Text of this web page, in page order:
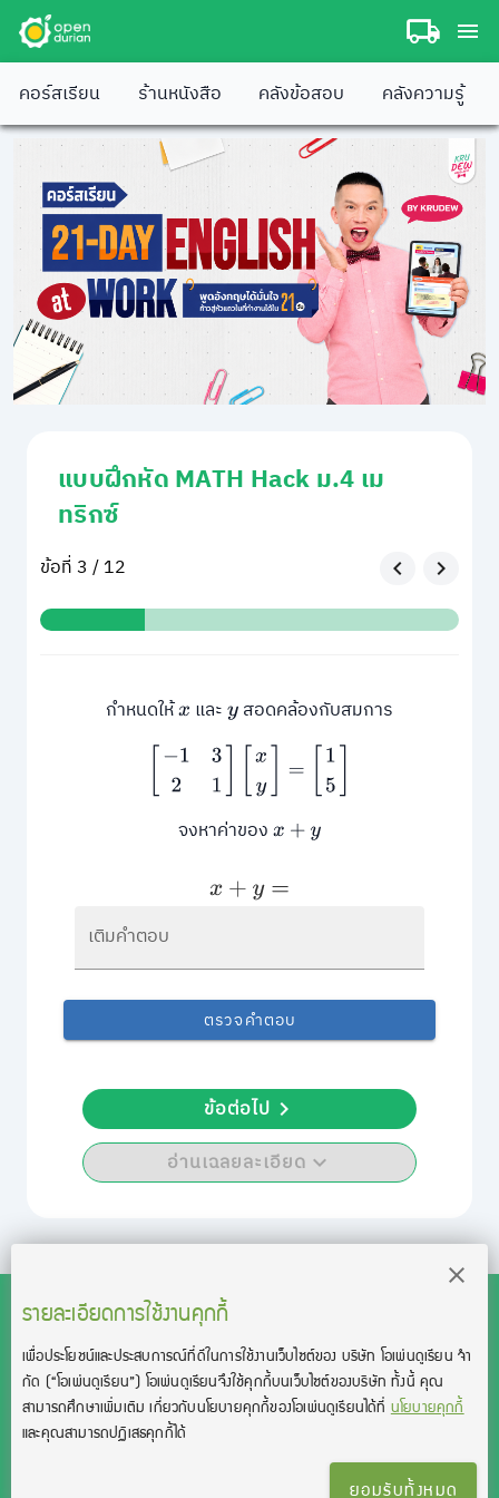
คอร์สเรียน ร้านหนังสือ คลังข้อสอบ คลังความรู้
แบบฝึกหัด MATH Hack ม.4 เม
ทริกซ์
ข้อที่ 3 / 12
กำหนดให้x และyสอดคล้องกับสมการ
−132 ][x =[1
จงหาค่าของx+y
x+y=
เติมคำตอบ
ตรวจคำตอบ
อ่านเฉลยละเอียด
ข้อต่อไป
รายละเอียดการใช้งานคุกกี้
เพื่อประโยชน์และประสบการณ์ที่ดีในการใช้งานเว็บไซต์ของ บริษัท โอเพ่นดูเรียน จํา
กัด (“โอเพ่นดูเรียน”)โอเพ่นดูเรียนจึงใช้คุกกี้บนเว็บไซต์ของบริษัท ทั้งนี้ คุณ
สามารถศึกษาเพิ่มเติม เกี่ยวกับนโยบายคุกกี้ของโอเพ่นดูเรียนได้ที่นโยบายคุกกี้
และคุณสามารถปฏิเสธคุกกี้ได้
ยอมรับทั้งหมด
สงวนลิขสิทธิ์โดย บริษัท โอเพ่นดูเรียน จำกัด 2021 ©︎ OpenDurian
Co., Ltd.
TOEIC® and TOEFL® are registered trademarks of Educational Testing
ติดต่อเรา